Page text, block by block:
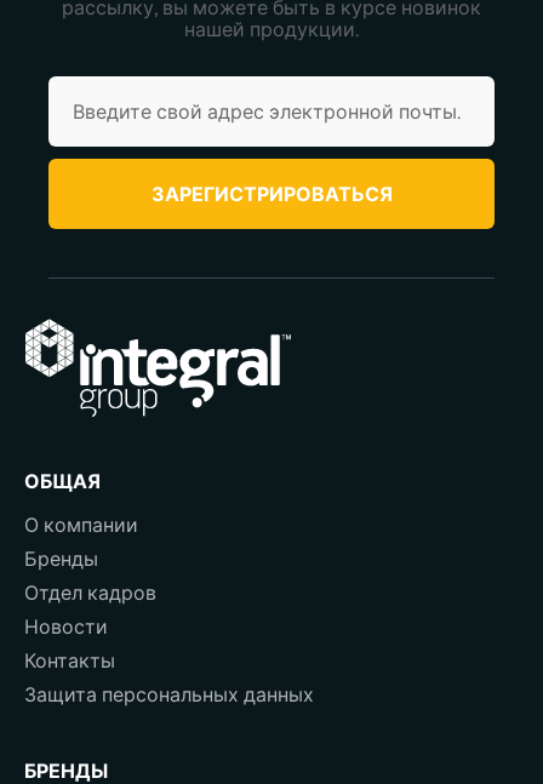
рассылку, вы можете быть в курсе новинок
нашей продукции.
ЗАРЕГИСТРИРОВАТЬСЯ
ОБЩАЯ
О компании
Бренды
Отдел кадров
Новости
Контакты
Защита персональных данных
БРЕНДЫ